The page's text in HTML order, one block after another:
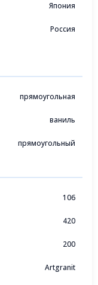
Япония
Россия
прямоугольная
ваниль
прямоугольный
106
420
200
Artgranit